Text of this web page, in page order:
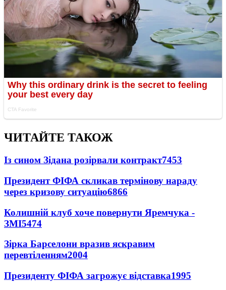
ЧИТАЙТЕ ТАКОЖ
Із сином Зідана розірвали контракт7453
Президент ФІФА скликав термінову нараду
через кризову ситуацію6866
Колишній клуб хоче повернути Яремчука -
ЗМІ5474
Зірка Барселони вразив яскравим
перевтіленням2004
Президенту ФІФА загрожує відставка1995